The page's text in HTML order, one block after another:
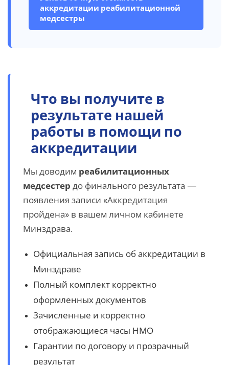
аккредитации реабилитационной
медсестры
Что вы получите в
результате нашей
работы в помощи по
аккредитации
Мы доводим реабилитационных
медсестер до финального результата —
появления записи «Аккредитация
пройдена» в вашем личном кабинете
Минздрава.
Официальная запись об аккредитации в
Минздраве
Полный комплект корректно
оформленных документов
Зачисленные и корректно
отображающиеся часы НМО
Гарантии по договору и прозрачный
результат